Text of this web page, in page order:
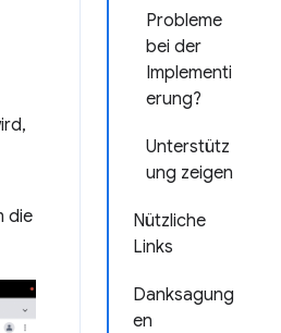
Probleme
bei der
Implementi
erung?
Unterstütz
ung zeigen
Nützliche
Links
Danksagung
en
die